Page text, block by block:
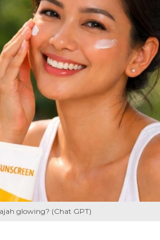
glowing? (Chat GPT)